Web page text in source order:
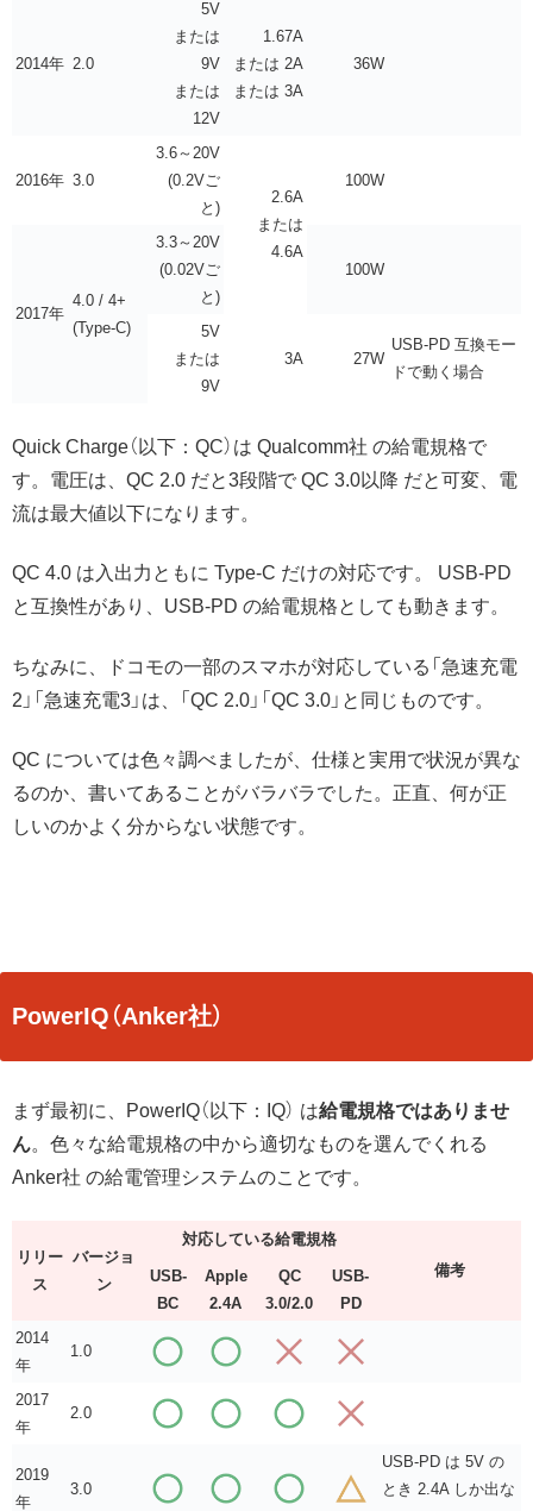
2014年 2.0
5V
または
9V
または
12V
1.67A
または 2A
または 3A
36W
2016年 3.0
3.6～20V
(0.2Vご
と)
2.6A
または
4.6A
100W
2017年
4.0 / 4+
(Type-C)
3.3～20V
(0.02Vご
と)
100W
5V
または
9V
3A 27W
USB-PD 互換モー
ドで動く場合
Quick Charge（以下：QC）は Qualcomm社 の給電規格で
す。電圧は、QC 2.0 だと3段階で QC 3.0以降 だと可変、電
流は最大値以下になります。
QC 4.0 は入出力ともに Type-C だけの対応です。 USB-PD
と互換性があり、USB-PD の給電規格としても動きます。
ちなみに、ドコモの一部のスマホが対応している「急速充電
2」「急速充電3」は、「QC 2.0」「QC 3.0」と同じものです。
QC については色々調べましたが、仕様と実用で状況が異な
るのか、書いてあることがバラバラでした。正直、何が正
しいのかよく分からない状態です。
PowerIQ（Anker社）
まず最初に、PowerIQ（以下：IQ） は給電規格ではありませ
ん。色々な給電規格の中から適切なものを選んでくれる
Anker社 の給電管理システムのことです。
リリー
ス
バージョ
ン
対応している給電規格
備考
USB-
BC
Apple
2.4A
QC
3.0/2.0
USB-
PD
2014
年
1.0
2017
年
2.0
2019
年
3.0
USB-PD は 5V の
とき 2.4A しか出な